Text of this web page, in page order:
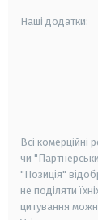
Наші додатки:
Всі комерційні
чи
"Позиція"
не поділяти
цитування